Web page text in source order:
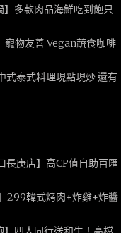
多款肉品海鮮吃到飽只
物友善 Vegan蔬食咖啡
式泰式料理現點現炒 還有
長庚店】高CP值自助百匯
299韓式烤肉+炸雞+炸醬